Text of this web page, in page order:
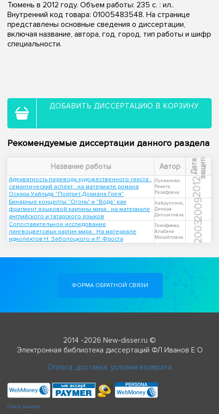
Тюмень в 2012 году. Объем работы: 235 с. : ил..
Внутренний код товара: 01005483548. На странице
представлены основные сведения о диссертации,
включая название, автора, год, город, тип работы и шифр
специальности.
ДОБАВИТЬ ДИССЕРТАЦИЮ В КОРЗИНУ
Рекомендуемые диссертации данного раздела
Название работы Автор Д
а
т
а
з
а
щ
и
т ы
Адекватность перевода художественного текста :
семантический аспект : на материале романа
Оскара Уайльда "Портрет Дориана Грея"
Лукманова,
Рената
Разифовна
2012
Бинарные концепты "Огонь" и "Вода" как
фрагмент языковой картины мира : на материале
английского и татарского языков
Хайруллина,
Динара
Дилшатовна
2009
Сопоставительное исследование
лингвоцветовых картин мира : На материале
идиолектов Н. Заболоцкого и Р. Фроста
Тимофеева,
Альбина
Михайловна
2003
ФОРМА ОБРАТНОЙ СВЯЗИ
2014 -2026 New-disser.ru ©
Электронная библиотека диссертаций ФЛ Иванов Е О
Оплата, доставка, условия возврата
Check passport